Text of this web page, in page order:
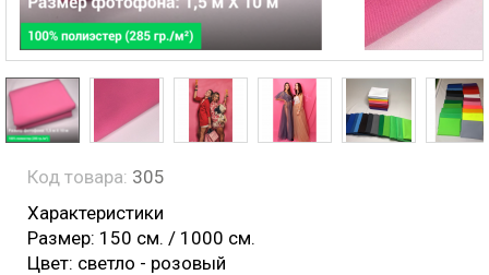
Код товара: 305
Характеристики
Размер: 150 см. / 1000 см.
Цвет: светло - розовый